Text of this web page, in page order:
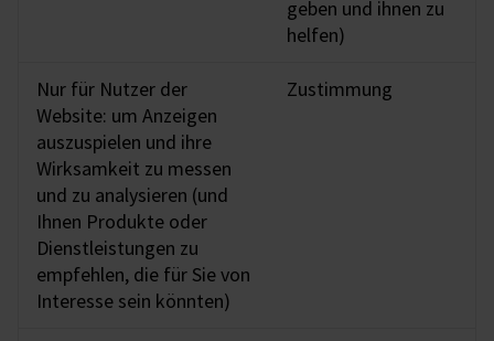
geben und ihnen zu
helfen)
Nur für Nutzer der
Website: um Anzeigen
auszuspielen und ihre
Wirksamkeit zu messen
und zu analysieren (und
Ihnen Produkte oder
Dienstleistungen zu
empfehlen, die für Sie von
Interesse sein könnten)
Zustimmung